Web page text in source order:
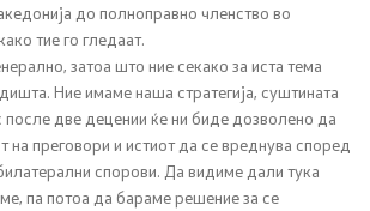
портпарол
до полноправно членство во
тие го гледаат.
затоа што ние секако за иста тема
Ние имаме наша стратегија, суштината
после две децении ќе ни биде дозволено да
на преговори и истиот да се вреднува според
спорови. Да видиме дали тука
па потоа да бараме решение за се